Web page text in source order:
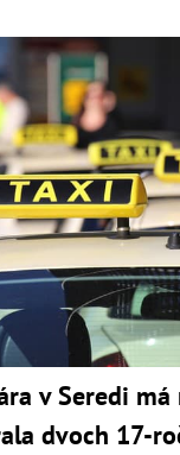
v Seredi
dvoch 17-